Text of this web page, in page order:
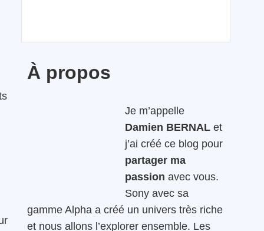
À propos
Je m’appelle
Damien BERNAL et
j’ai créé ce blog pour
partager ma
passion avec vous.
Sony avec sa
gamme Alpha a créé un univers très riche
et nous allons l’explorer ensemble. Les